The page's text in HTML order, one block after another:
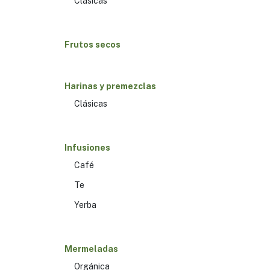
Frutos secos
Harinas y premezclas
Clásicas
Infusiones
Café
Te
Yerba
Mermeladas
Orgánica